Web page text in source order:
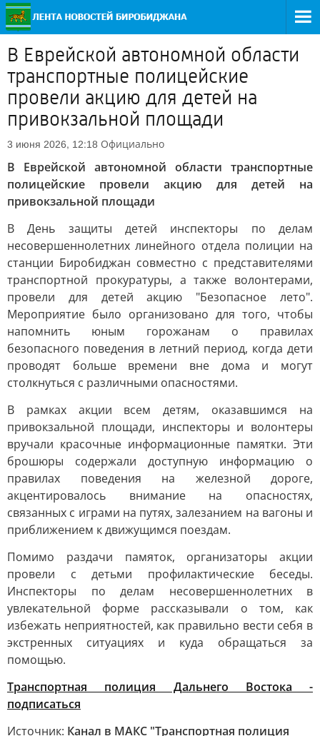
В Еврейской автономной области
транспортные полицейские
провели акцию для детей на
привокзальной площади
3 июня 2026, 12:18 Официально
В Еврейской автономной области транспортные
полицейские провели акцию для детей на
привокзальной площади
В День защиты детей инспекторы по делам
несовершеннолетних линейного отдела полиции на
станции Биробиджан совместно с представителями
транспортной прокуратуры, а также волонтерами,
провели для детей акцию "Безопасное лето".
Мероприятие было организовано для того, чтобы
напомнить юным горожанам о правилах
безопасного поведения в летний период, когда дети
проводят больше времени вне дома и могут
столкнуться с различными опасностями.
В рамках акции всем детям, оказавшимся на
привокзальной площади, инспекторы и волонтеры
вручали красочные информационные памятки. Эти
брошюры содержали доступную информацию о
правилах поведения на железной дороге,
акцентировалось внимание на опасностях,
связанных с играми на путях, залезанием на вагоны и
приближением к движущимся поездам.
Помимо раздачи памяток, организаторы акции
провели с детьми профилактические беседы.
Инспекторы по делам несовершеннолетних в
увлекательной форме рассказывали о том, как
избежать неприятностей, как правильно вести себя в
экстренных ситуациях и куда обращаться за
помощью.
Транспортная полиция Дальнего Востока -
подписаться
Источник: Канал в МАКС "Транспортная полиция